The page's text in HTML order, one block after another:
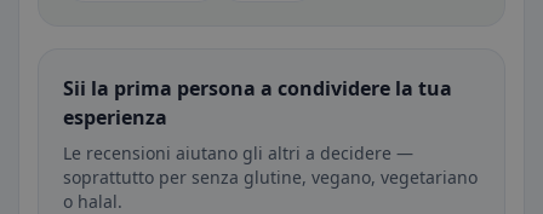
Sii la prima persona a condividere la tua
esperienza
Le recensioni aiutano gli altri a decidere —
soprattutto per senza glutine, vegano, vegetariano
o halal.